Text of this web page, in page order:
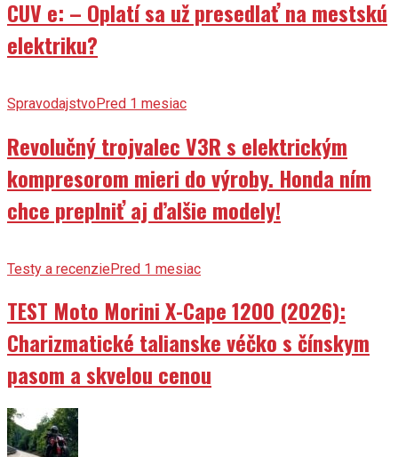
CUV e: – Oplatí sa už presedlať na mestskú
elektriku?
SpravodajstvoPred 1 mesiac
Revolučný trojvalec V3R s elektrickým
kompresorom mieri do výroby. Honda ním
chce preplniť aj ďalšie modely!
Testy a recenziePred 1 mesiac
TEST Moto Morini X-Cape 1200 (2026):
Charizmatické talianske véčko s čínskym
pasom a skvelou cenou